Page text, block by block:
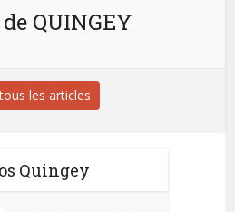
QUINGEY
les articles
Quingey